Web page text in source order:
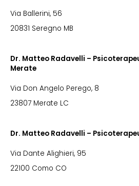
Via Ballerini, 56
20831 Seregno MB
Dr. Matteo Radavelli –
Merate
Via Don Angelo Perego, 8
23807 Merate LC
Dr. Matteo Radavelli –
Via Dante Alighieri, 95
22100 Como CO